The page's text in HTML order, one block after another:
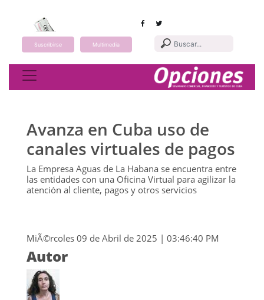
Suscribirse Multimedia
Toggle navigation
Avanza en Cuba uso de
canales virtuales de pagos
La Empresa Aguas de La Habana se encuentra entre
las entidades con una Oficina Virtual para agilizar la
atención al cliente, pagos y otros servicios
MiÃ©rcoles 09 de Abril de 2025 | 03:46:40 PM
Autor